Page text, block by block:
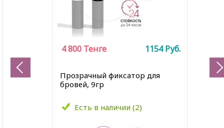
Прозрачный фиксатор для
бровей, 9гр
Есть в наличии (2)
4 800 Тенге 1154Руб.